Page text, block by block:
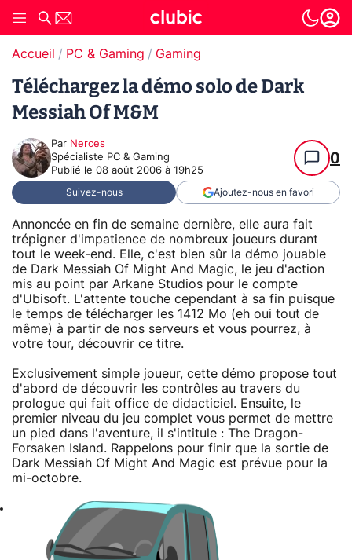
Accueil PC & Gaming Gaming
Téléchargez la démo solo de Dark
Messiah Of M&M
Par Nerces
Spécialiste PC & Gaming
Publié le 08 août 2006 à 19h25
0
Suivez-nous Ajoutez-nous en favori
Annoncée en fin de semaine dernière, elle aura fait
trépigner d'impatience de nombreux joueurs durant
tout le week-end. Elle, c'est bien sûr la démo jouable
de Dark Messiah Of Might And Magic, le jeu d'action
mis au point par Arkane Studios pour le compte
d'Ubisoft. L'attente touche cependant à sa fin puisque
le temps de télécharger les 1412 Mo (eh oui tout de
même) à partir de nos serveurs et vous pourrez, à
votre tour, découvrir ce titre.
Exclusivement simple joueur, cette démo propose tout
d'abord de découvrir les contrôles au travers du
prologue qui fait office de didacticiel. Ensuite, le
premier niveau du jeu complet vous permet de mettre
un pied dans l'aventure, il s'intitule : The Dragon-
Forsaken Island. Rappelons pour finir que la sortie de
Dark Messiah Of Might And Magic est prévue pour la
mi-octobre.